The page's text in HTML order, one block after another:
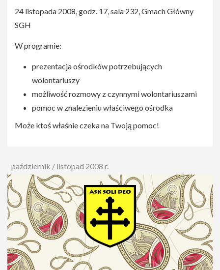
24 listopada 2008, godz. 17, sala 232, Gmach Główny
SGH
W programie:
prezentacja ośrodków potrzebujących
wolontariuszy
możliwość rozmowy z czynnymi wolontariuszami
pomoc w znalezieniu właściwego ośrodka
Może ktoś właśnie czeka na Twoją pomoc!
październik / listopad 2008 r.